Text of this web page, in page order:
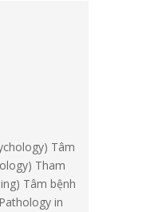
Tâm
Tham
Tâm bệnh
in